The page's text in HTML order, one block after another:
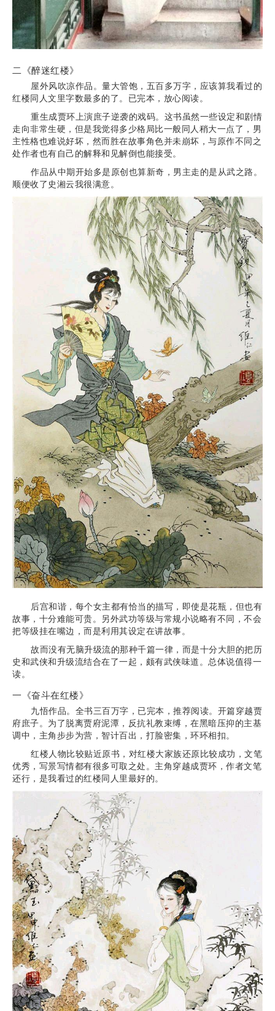
二《醉迷红楼》
屋外风吹凉作品。量大管饱，五百多万字，应该算我看过的
红楼同人文里字数最多的了。已完本，放心阅读。
重生成贾环上演庶子逆袭的戏码。这书虽然一些设定和剧情
走向非常生硬，但是我觉得多少格局比一般同人稍大一点了，男
主性格也难说好坏，然而胜在故事角色并未崩坏，与原作不同之
处作者也有自己的解释和见解倒也能接受。
作品从中期开始多是原创也算新奇，男主走的是从武之路。
顺便收了史湘云我很满意。
后宫和谐，每个女主都有恰当的描写，即使是花瓶，但也有
故事，十分难能可贵。另外武功等级与常规小说略有不同，不会
把等级挂在嘴边，而是利用其设定在讲故事。
故而没有无脑升级流的那种千篇一律，而是十分大胆的把历
史和武侠和升级流结合在了一起，颇有武侠味道。总体说值得一
读。
一《奋斗在红楼》
九悟作品。全书三百万字，已完本，推荐阅读。开篇穿越贾
府庶子。为了脱离贾府泥潭，反抗礼教束缚，在黑暗压抑的主基
调中，主角步步为营，智计百出，打脸密集，环环相扣。
红楼人物比较贴近原书，对红楼大家族还原比较成功，文笔
优秀，写景写情都有很多可取之处。主角穿越成贾环，作者文笔
还行，是我看过的红楼同人里最好的。